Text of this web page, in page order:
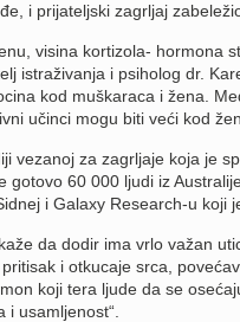
i prijateljski zagrljaj
visina kortizola- hormona
istraživanja i psiholog dr.
kod muškaraca i žena.
učinci mogu biti veći kod
vezanoj za zagrljaje koja je
gotovo 60 000 ljudi iz
i Galaxy Research-u koji
kaže da dodir ima vrlo važan
i otkucaje srca,
koji tera ljude da se
i usamljenost“.